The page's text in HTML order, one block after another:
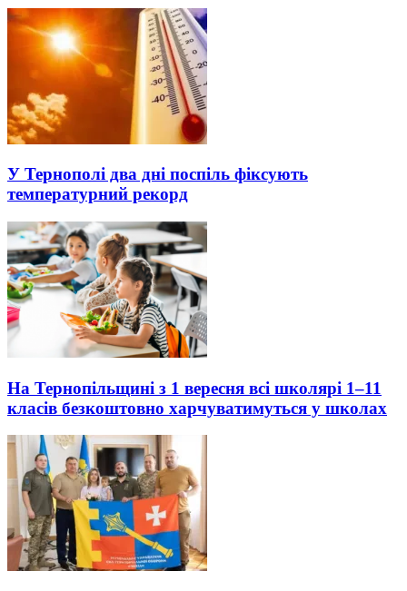
У Тернополі два дні поспіль фіксують
температурний рекорд
На Тернопільщині з 1 вересня всі школярі 1–11
класів безкоштовно харчуватимуться у школах